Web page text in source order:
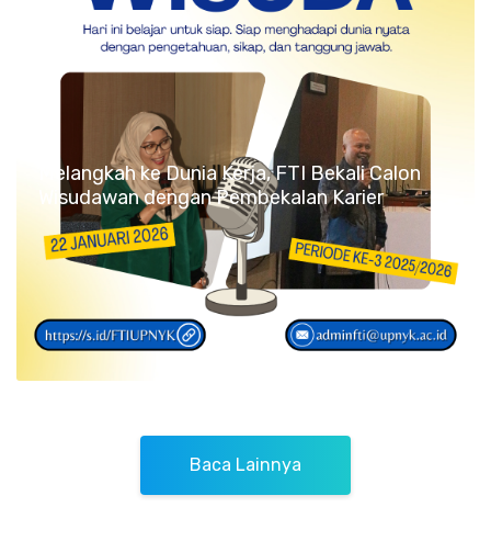
Melangkah ke Dunia Kerja, FTI Bekali Calon
Wisudawan dengan Pembekalan Karier
Baca Lainnya